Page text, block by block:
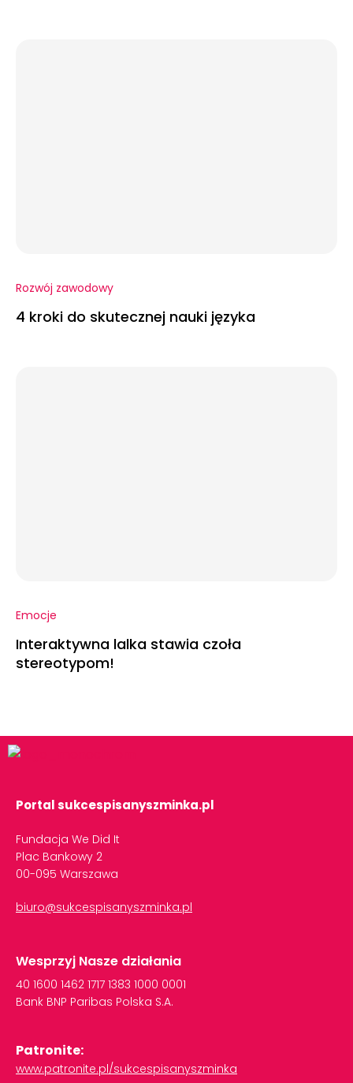
Rozwój zawodowy
4 kroki do skutecznej nauki języka
Emocje
Interaktywna lalka stawia czoła
stereotypom!
Portal sukcespisanyszminka.pl
Fundacja We Did It
Plac Bankowy 2
00-095 Warszawa
biuro@sukcespisanyszminka.pl
Wesprzyj Nasze działania
40 1600 1462 1717 1383 1000 0001
Bank BNP Paribas Polska S.A.
Patronite:
www.patronite.pl/sukcespisanyszminka